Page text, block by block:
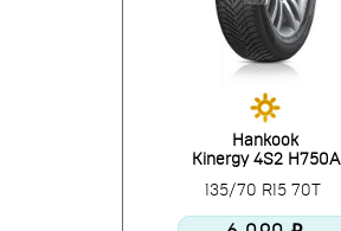
Hankook
Kinergy 4S2 H750A
135/70 R15 70T